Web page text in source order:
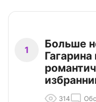
1
Больше
Гагарина
314